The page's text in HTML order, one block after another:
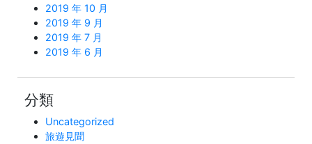
2019 年 10 月
2019 年 9 月
2019 年 7 月
2019 年 6 月
分類
Uncategorized
旅遊見聞